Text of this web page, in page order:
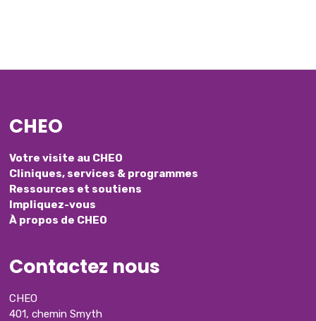
CHEO
Votre visite au CHEO
Cliniques, services & programmes
Ressources et soutiens
Impliquez-vous
À propos de CHEO
Contactez nous
CHEO
401, chemin Smyth